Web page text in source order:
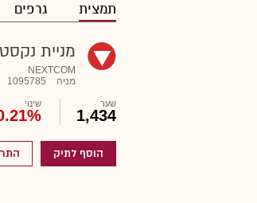
תמצית גרפים
מניית
NEXTCOM
מניה
1095785
שער
1,434
שינוי
הוסף לתיק